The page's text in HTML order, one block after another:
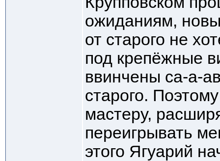
ожиданиям,
от старого не
под крепёжные
ввинчены са-а-
старого.
мастеру,
переигрывать
этого Ягуарий